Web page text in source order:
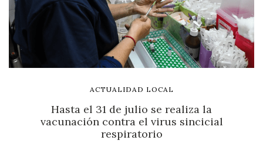
ACTUALIDAD LOCAL
Hasta el 31 de julio se realiza la
vacunación contra el virus sincicial
respiratorio